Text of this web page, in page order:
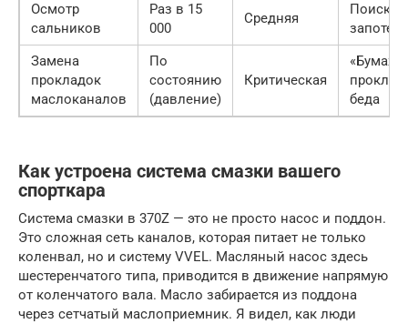
Осмотр
сальников
Раз в 15
000
Средняя
Поиск
Замена
прокладок
маслоканалов
По
состоянию
(давление)
Критическая
беда
Как устроена система смазки вашего
спорткара
Система смазки в 370Z — это не просто насос и поддон.
Это сложная сеть каналов, которая питает не только
коленвал, но и систему VVEL. Масляный насос здесь
шестеренчатого типа, приводится в движение напрямую
от коленчатого вала. Масло забирается из поддона
через сетчатый маслоприемник. Я видел, как люди